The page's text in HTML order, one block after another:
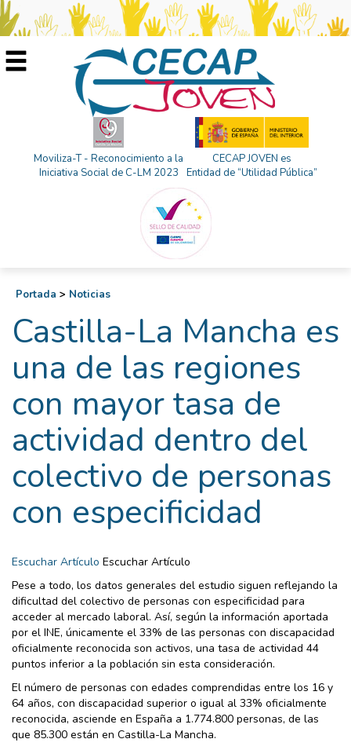
Moviliza-T - Reconocimiento a la
Iniciativa Social de C-LM 2023
CECAP JOVEN es
Entidad de “Utilidad Pública”
Portada > Noticias
Castilla-La Mancha es
una de las regiones
con mayor tasa de
actividad dentro del
colectivo de personas
con especificidad
Escuchar Artículo Escuchar Artículo
Pese a todo, los datos generales del estudio siguen reflejando la
dificultad del colectivo de personas con especificidad para
acceder al mercado laboral. Así, según la información aportada
por el INE, únicamente el 33% de las personas con discapacidad
oficialmente reconocida son activos, una tasa de actividad 44
puntos inferior a la población sin esta consideración.
El número de personas con edades comprendidas entre los 16 y
64 años, con discapacidad superior o igual al 33% oficialmente
reconocida, asciende en España a 1.774.800 personas, de las
que 85.300 están en Castilla-La Mancha.